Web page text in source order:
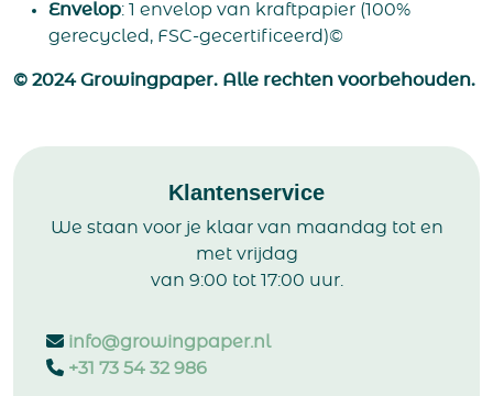
Envelop: 1 envelop van kraftpapier (100%
gerecycled, FSC-gecertificeerd)©
© 2024 Growingpaper. Alle rechten voorbehouden.
Klantenservice
We staan voor je klaar van maandag tot en
met vrijdag
van 9:00 tot 17:00 uur.
info@growingpaper.nl
+31 73 54 32 986